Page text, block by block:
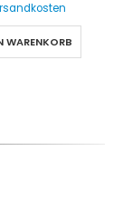
WARENKORB